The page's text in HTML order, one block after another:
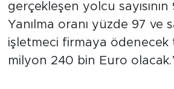
gerçekleşen yolcu sayısının
Yanılma oranı yüzde 97 ve
işletmeci firmaya ödenecek
milyon 240 bin Euro